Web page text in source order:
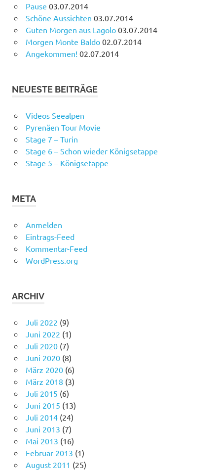
Pause 03.07.2014
Schöne Aussichten 03.07.2014
Guten Morgen aus Lagolo 03.07.2014
Morgen Monte Baldo 02.07.2014
Angekommen! 02.07.2014
NEUESTE BEITRÄGE
Videos Seealpen
Pyrenäen Tour Movie
Stage 7 – Turin
Stage 6 – Schon wieder Königsetappe
Stage 5 – Königsetappe
META
Anmelden
Eintrags-Feed
Kommentar-Feed
WordPress.org
ARCHIV
Juli 2022 (9)
Juni 2022 (1)
Juli 2020(7)
Juni 2020(8)
März 2020(6)
März 2018 (3)
Juli 2015 (6)
Juni 2015 (13)
Juli 2014(24)
Juni 2013 (7)
Mai 2013 (16)
Februar 2013 (1)
August 2011 (25)